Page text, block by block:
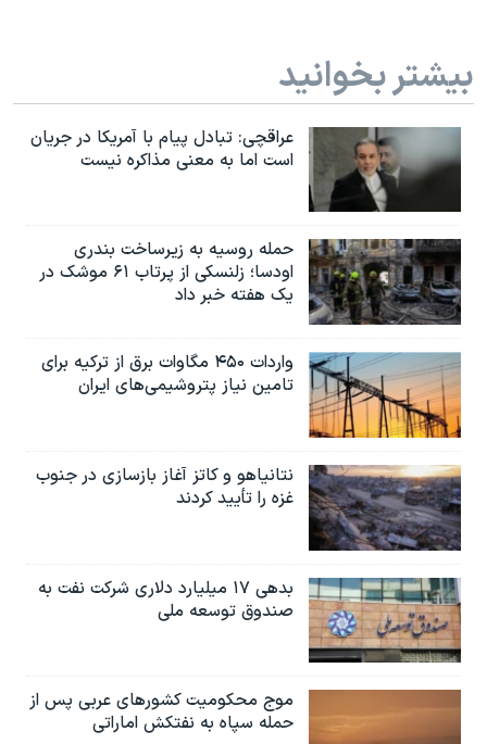
بیشتر بخوانید
عراقچی: تبادل پیام با آمریکا در جریان
است اما به معنی مذاکره نیست
حمله روسیه به زیرساخت بندری
اودسا؛ زلنسکی از پرتاب ۶۱ موشک در
یک هفته خبر داد
واردات ۴۵۰ مگاوات برق از ترکیه برای
تامین نیاز پتروشیمی‌های ایران
نتانیاهو و کاتز آغاز بازسازی در جنوب
غزه را تأیید کردند
بدهی ۱۷ میلیارد دلاری شرکت نفت به
صندوق توسعه ملی
موج محکومیت کشورهای عربی پس از
حمله سپاه به نفتکش اماراتی